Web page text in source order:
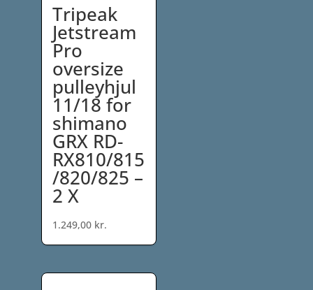
Tripeak
Jetstream
Pro
oversize
pulleyhjul
11/18 for
shimano
GRX RD-
RX810/815
/820/825 –
2 X
1.249,00 kr.